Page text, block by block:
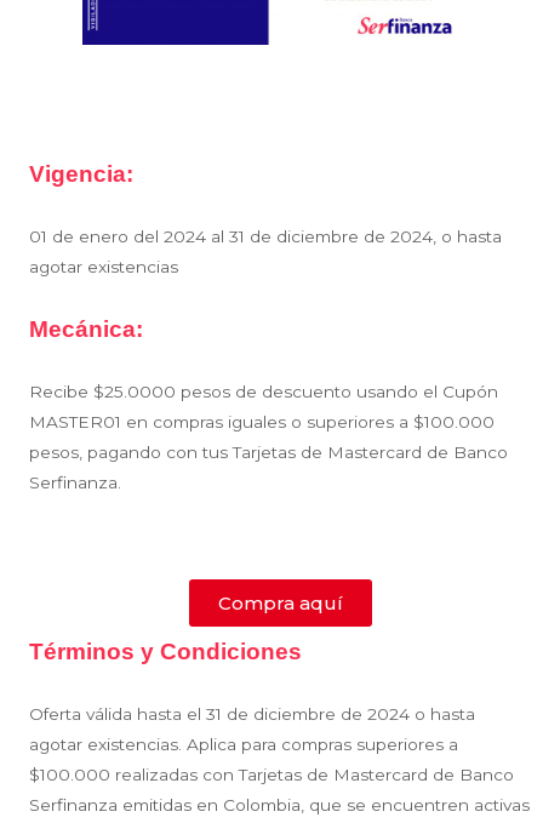
Vigencia:
01 de enero del 2024 al 31 de diciembre de 2024, o hasta
agotar existencias
Mecánica:
Recibe $25.0000 pesos de descuento usando el Cupón
MASTER01 en compras iguales o superiores a $100.000
pesos, pagando con tus Tarjetas de Mastercard de Banco
Serfinanza.
Compra aquí
Términos y Condiciones
Oferta válida hasta el 31 de diciembre de 2024 o hasta
agotar existencias. Aplica para compras superiores a
$100.000 realizadas con Tarjetas de Mastercard de Banco
Serfinanza emitidas en Colombia, que se encuentren activas